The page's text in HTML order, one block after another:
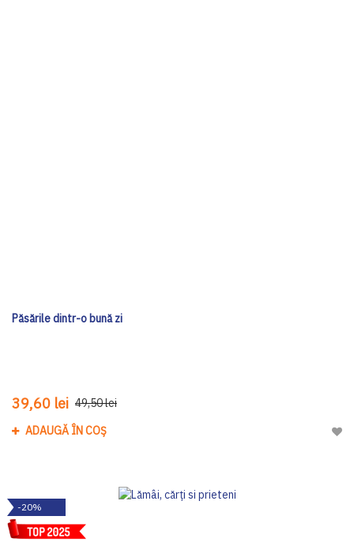
Păsările dintr-o bună zi
39,60 lei 49,50 lei
ADAUGĂ ÎN COȘ
-20%